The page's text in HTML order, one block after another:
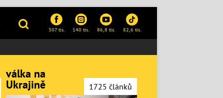
307 tis. 140 tis. 86,8 tis. 82,6 tis.
válka na
Ukrajině 1725 článků